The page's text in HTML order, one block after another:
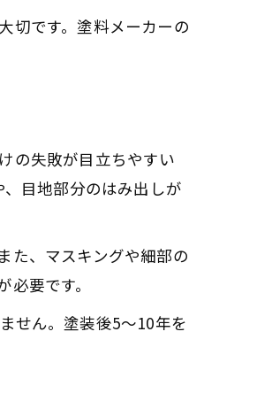
切です。塗料メーカーの
の失敗が目立ちやすい
目地部分のはみ出しが
た、マスキングや細部の
要です。
せん。塗装後5～10年を